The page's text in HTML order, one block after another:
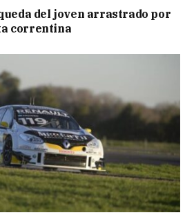
del joven arrastrado por
correntina